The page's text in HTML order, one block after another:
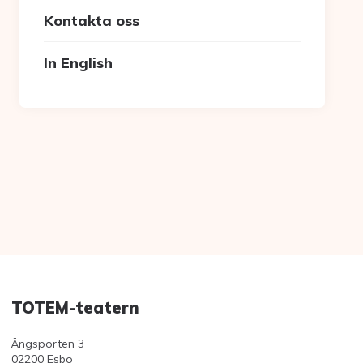
Kontakta oss
In English
TOTEM-teatern
Ängsporten 3
02200 Esbo